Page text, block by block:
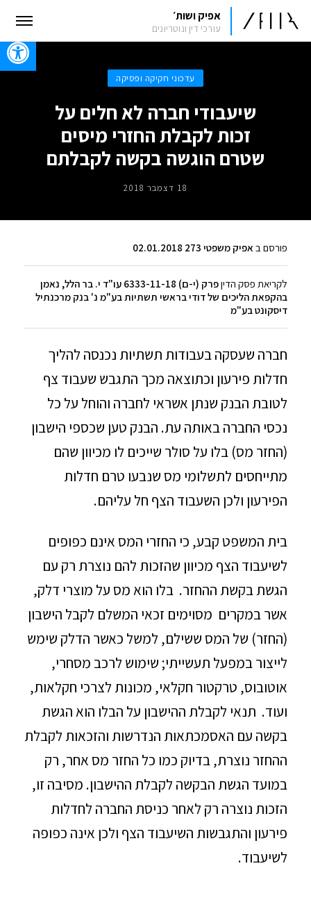
אפיק ושות׳
עורכי דין ונוטריונים
עדכוני חקיקה ופסיקה
שיעבודי חברה לא חלים על
זכות לקבלת החזרי מיסים
שטרם הוגשה בקשה לקבלתם
18 דצמבר 2018
פורסם ב אפיק משפטי 273 02.01.2018
לקריאת פסק הדין
פרק (י-ם) 6333-11-18 עו"ד י. בר הלל, נאמן
בהקפאת הליכים של דודי בראשי תשתיות בע"מ נ' בנק מרכנתיל
דיסקונט בע"מ
חברה שעסקה בעבודות תשתיות נכנסה להליך
חדלות פירעון וכתוצאה מכך התגבש שעבוד צף
לטובת הבנק שנתן אשראי לחברה והוחל על כל
נכסי החברה באותה עת. הבנק טען שכספי הישבון
(החזר מס) בלו על סולר שייכים לו מכיוון שהם
מתייחסים לתשלומי מס שנבעו טרם חדלות
הפירעון ולכן השעבוד הצף חל עליהם.
בית המשפט קבע, כי החזרי המס אינם כפופים
לשיעבוד הצף מכיוון שהזכות להם נוצרת רק עם
הגשת בקשת ההחזר. בלו הוא מס על מוצרי דלק,
אשר במקרים מסוימים זכאי המשלם לקבל הישבון
(החזר) של המס ששילם, למשל כאשר הדלק שימש
לייצור במפעל תעשייתי; שימוש לרכב מסחרי,
אוטובוס, טרקטור חקלאי, מכונות לצרכי חקלאות,
ועוד. תנאי לקבלת ההישבון על הבלו הוא הגשת
בקשה עם האסמכתאות הנדרשות והזכאות לקבלת
ההחזר נוצרת, בדיוק כמו כל החזר מס אחר, רק
במועד הגשת הבקשה לקבלת ההישבון. מסיבה זו,
הזכות נוצרה רק לאחר כניסת החברה לחדלות
פירעון והתגבשות השיעבוד הצף ולכן אינה כפופה
לשיעבוד.